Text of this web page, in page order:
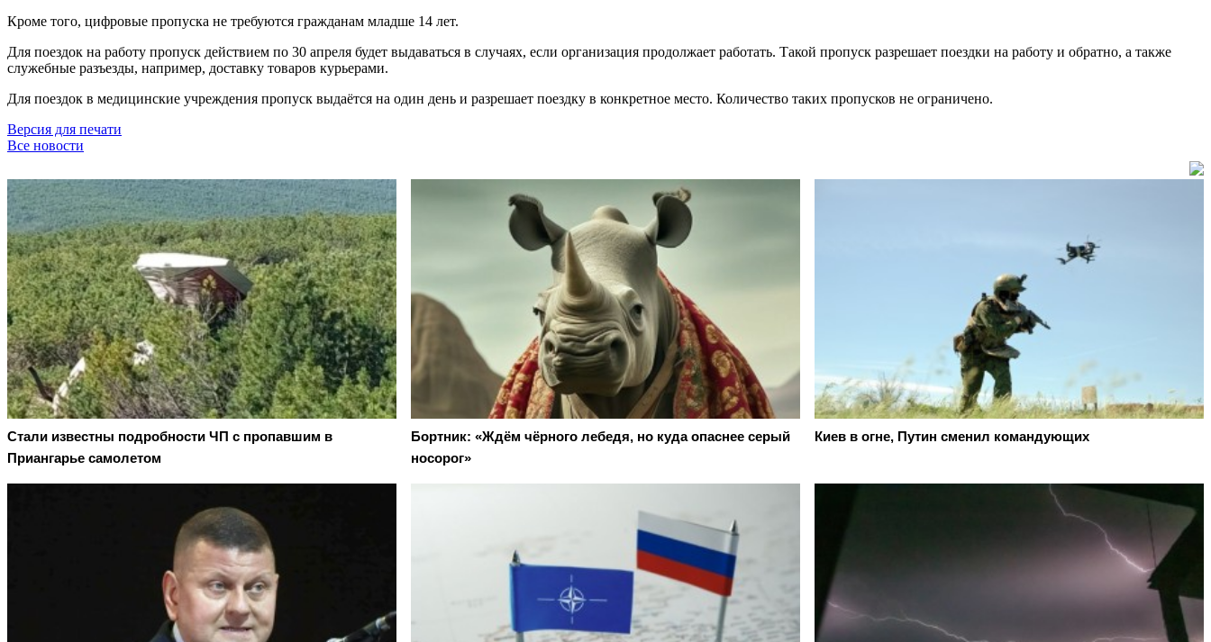
Кроме того, цифровые пропуска не требуются гражданам младше 14 лет.
Для поездок на работу пропуск действием по 30 апреля будет выдаваться в случаях, если организация продолжает работать. Такой пропуск разрешает поездки на работу и обратно, а также
служебные разъезды, например, доставку товаров курьерами.
Для поездок в медицинские учреждения пропуск выдаётся на один день и разрешает поездку в конкретное место. Количество таких пропусков не ограничено.
Версия для печати
Все новости
Стали известны подробности ЧП с пропавшим в
Приангарье самолетом
Бортник: «Ждём чёрного лебедя, но куда опаснее серый
носорог»
Киев в огне, Путин сменил командующих